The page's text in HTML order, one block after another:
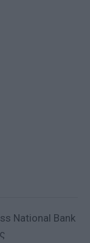
National Bank